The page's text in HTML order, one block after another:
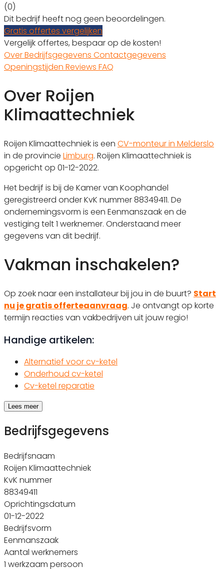
(0)
Dit bedrijf heeft nog geen beoordelingen.
Gratis offertes vergelijken
Vergelijk offertes, bespaar op de kosten!
OverBedrijfsgegevens Contactgegevens
Openingstijden Reviews FAQ
Over Roijen
Klimaattechniek
Roijen Klimaattechniek is een CV-monteur in Melderslo
in de provincie Limburg. Roijen Klimaattechniek is
opgericht op 01-12-2022.
Het bedrijf is bij de Kamer van Koophandel
geregistreerd onder KvK nummer 88349411. De
ondernemingsvorm is een Eenmanszaak en de
vestiging telt 1 werknemer. Onderstaand meer
gegevens van dit bedrijf.
Vakman inschakelen?
Op zoek naar een installateur bij jou in de buurt? Start
nu je gratis offerteaanvraag. Je ontvangt op korte
termijn reacties van vakbedrijven uit jouw regio!
Handige artikelen:
Alternatief voor cv-ketel
Onderhoud cv-ketel
Cv-ketel reparatie
Lees meer
Bedrijfsgegevens
Bedrijfsnaam
Roijen Klimaattechniek
KvK nummer
88349411
Oprichtingsdatum
01-12-2022
Bedrijfsvorm
Eenmanszaak
Aantal werknemers
1 werkzaam persoon